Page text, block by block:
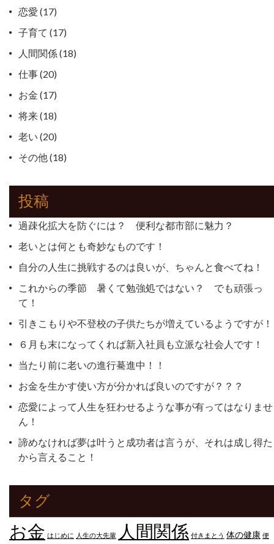
恋愛 (17)
子育て (17)
人間関係(18)
仕事(20)
お金 (17)
将来(18)
老い (20)
その他(18)
投稿
過疎化拡大を防ぐには？ 便利な都市部に魅力？
老いとは何とも奇妙なものです！
自分の人生に挑戦するのは良いが、ちゃんと食べてね！
これからの季節 暑くて勉強処ではない？ でも頑張っ
て！
引きこもりや不登校の子供たちが増えているようですが！
６月も末になってくれば新入社員も立派な社会人です！
当たり前に老いの進行驀進中！！
お金を生かす使い方が分かれば良いのですが？？？
恋愛によって人生を狂わせるような事が有ってはなりませ
ん！
諦めなければ夢は叶うと成功者は言うが、それは成し得た
から言えること！
タグ
お金 はじめに 人生の大先輩 人間関係 付きまとう 体の健康 便